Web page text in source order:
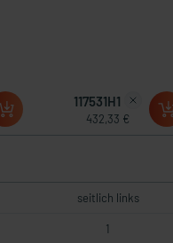
117531H1
432,33 €
seitlich links
1